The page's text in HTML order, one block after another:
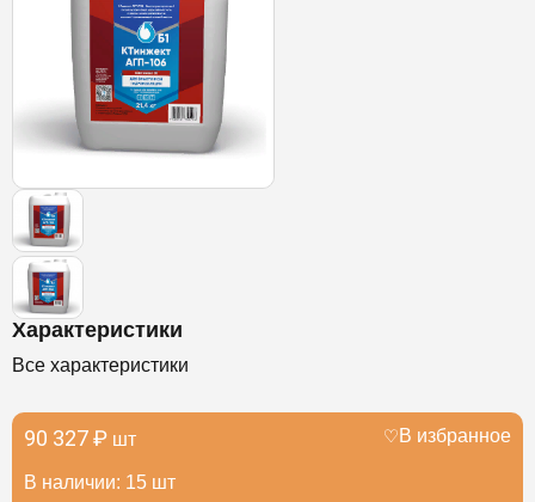
Характеристики
Все характеристики
90 327 ₽ шт
В наличии: 15 шт
В избранное